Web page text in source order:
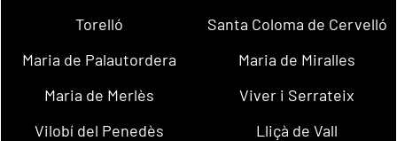
Torelló
Santa Coloma de Cervelló
Maria de Palautordera
Maria de Miralles
Maria de Merlès
Viver i Serrateix
Vilobí del Penedès
Lliçà de Vall